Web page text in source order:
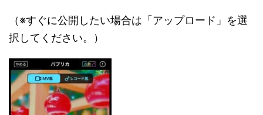
（※すぐに公開したい場合は「アップロード」を選
択してください。）